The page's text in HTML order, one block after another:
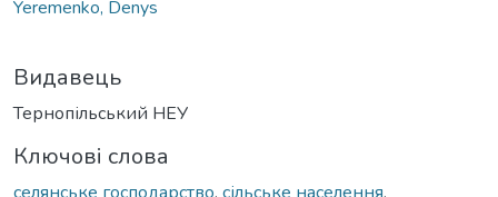
Yeremenko, Denys
Видавець
Тернопільський НЕУ
Ключові слова